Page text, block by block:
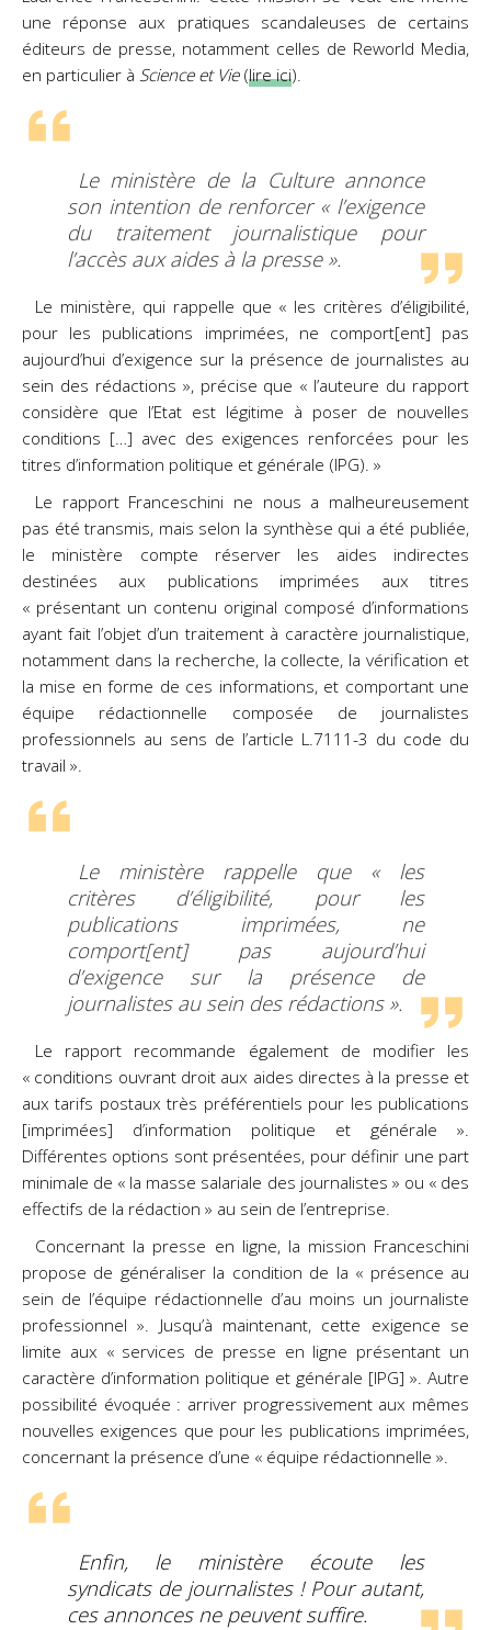
une réponse aux pratiques scandaleuses de certains
éditeurs de presse, notamment celles de Reworld Media,
en particulier à Science et Vie(lire ici).
Le ministère de la Culture annonce
son intention de renforcer « l’exigence
du traitement journalistique pour
l’accès aux aides à la presse ».
Le ministère, qui rappelle que « les critères d’éligibilité,
pour les publications imprimées, ne comport[ent] pas
aujourd’hui d’exigence sur la présence de journalistes au
sein des rédactions », précise que « l’auteure du rapport
considère que l’Etat est légitime à poser de nouvelles
conditions […] avec des exigences renforcées pour les
titres d’information politique et générale (IPG). »
Le rapport Franceschini ne nous a malheureusement
pas été transmis, mais selon la synthèse qui a été publiée,
le ministère compte réserver les aides indirectes
destinées aux publications imprimées aux titres
« présentant un contenu original composé d’informations
ayant fait l’objet d’un traitement à caractère journalistique,
notamment dans la recherche, la collecte, la vérification et
la mise en forme de ces informations, et comportant une
équipe rédactionnelle composée de journalistes
professionnels au sens de l’article L.7111-3 du code du
travail ».
Le ministère rappelle que « les
critères d’éligibilité, pour les
publications imprimées, ne
comport[ent] pas aujourd’hui
d’exigence sur la présence de
journalistes au sein des rédactions ».
Le rapport recommande également de modifier les
« conditions ouvrant droit aux aides directes à la presse et
aux tarifs postaux très préférentiels pour les publications
[imprimées] d’information politique et générale ».
Différentes options sont présentées, pour définir une part
minimale de « la masse salariale des journalistes » ou « des
effectifs de la rédaction » au sein de l’entreprise.
Concernant la presse en ligne, la mission Franceschini
propose de généraliser la condition de la « présence au
sein de l’équipe rédactionnelle d’au moins un journaliste
professionnel ». Jusqu’à maintenant, cette exigence se
limite aux « services de presse en ligne présentant un
caractère d’information politique et générale [IPG] ». Autre
possibilité évoquée : arriver progressivement aux mêmes
nouvelles exigences que pour les publications imprimées,
concernant la présence d’une « équipe rédactionnelle ».
Enfin, le ministère écoute les
syndicats de journalistes ! Pour autant,
ces annonces ne peuvent suffire.